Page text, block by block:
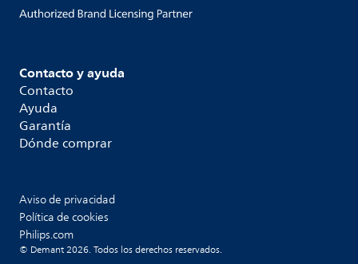
Contacto y ayuda
Contacto
Ayuda
Garantía
Dónde comprar
Aviso de privacidad
Política de cookies
Philips.com
© Demant 2026. Todos los derechos reservados.